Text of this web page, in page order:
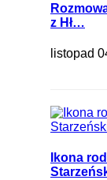
z Hł…
listopad
Ikona